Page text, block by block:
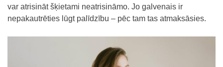
var atrisināt šķietami neatrisināmo. Jo galvenais ir
nepakautrēties lūgt palīdzību – pēc tam tas atmaksāsies.